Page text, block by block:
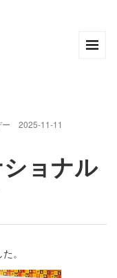
ー 2025-11-11
ョナル
。